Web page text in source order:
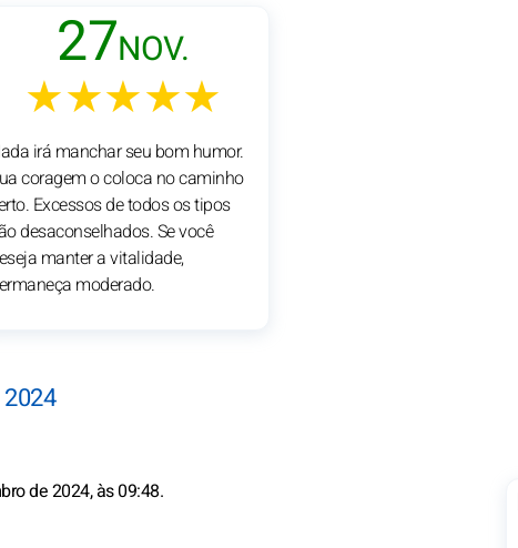
27NOV.
★★★★★
irá manchar seu bom humor.
coragem o coloca no caminho
Excessos de todos os tipos
desaconselhados. Se você
manter a vitalidade,
moderado.
de 2024, às 09:48.